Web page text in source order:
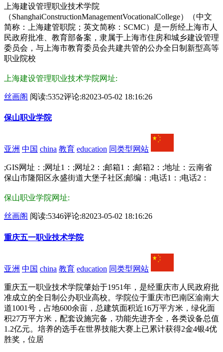
上海建设管理职业技术学院
（ShanghaiConstructionManagementVocationalCollege）（中文
简称：上海建管职院；英文简称：SCMC）是一所经上海市人
民政府批准、教育部备案，隶属于上海市住房和城乡建设管理
委员会，与上海市教育委员会共建共管的公办全日制新型高等
职业院校
上海建设管理职业技术学院网址:
丝画阁 阅读:5352评论:82023-05-02 18:16:26
保山职业学院
亚洲 中国 china 教育 education 同类型网站
;GIS网址：;网址1：;网址2：;邮箱1：;邮箱2：;地址：云南省
保山市隆阳区永盛街道大堡子社区;邮编：;电话1：;电话2：
保山职业学院网址:
丝画阁 阅读:5346评论:82023-05-02 18:16:26
重庆五一职业技术学院
亚洲 中国 china 教育 education 同类型网站
重庆五一职业技术学院肇始于1951年，是经重庆市人民政府批
准成立的全日制公办职业高校。学院位于重庆市巴南区渝南大
道1001号，占地600余亩，总建筑面积近16万平方米，绿化面
积27万平方米，配套设施完备，功能先进齐全，各类设备总值
1.2亿元。培养的选手在世界技能大赛上已累计获得2金4银4优
胜奖，位居